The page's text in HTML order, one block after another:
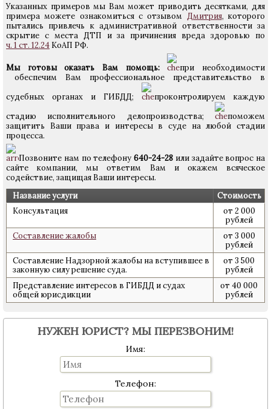
Указанных примеров мы Вам может приводить десятками, для
примера можете ознакомиться с отзывом Дмитрия, которого
пытались привлечь к административной ответственности за
скрытие с места ДТП и за причинения вреда здоровью по
ч. 1 ст. 12.24 КоАП РФ.
Мы готовы оказать Вам помощь:
при необходимости
обеспечим Вам профессиональное представительство в
судебных органах и ГИБДД;
проконтролируем каждую
стадию исполнительного делопроизводства;
поможем
защитить Ваши права и интересы в суде на любой стадии
процесса.
Позвоните нам по телефону640-24-28 или задайте вопрос на
сайте компании, мы ответим Вам и окажем всяческое
содействие, защищая Ваши интересы.
Название услуги
Стоимость
Консультация
от 2 000
рублей
Составление жалобы
от 3 000
рублей
Составление Надзорной жалобы на вступившее в
законную силу решение суда.
от 3 500
рублей
Представление интересов в ГИБДД и судах
общей юрисдикции
от 40 000
рублей
НУЖЕН ЮРИСТ? МЫ ПЕРЕЗВОНИМ!
Имя:
Телефон: